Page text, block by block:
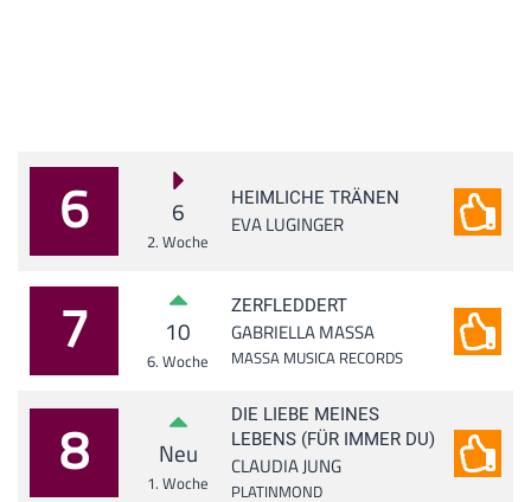
6 6
2. Woche
HEIMLICHE TRÄNEN
EVA LUGINGER
7 10
6. Woche
ZERFLEDDERT
GABRIELLA MASSA
MASSA MUSICA RECORDS
8 Neu
1. Woche
DIE LIEBE MEINES
LEBENS (FÜR IMMER DU)
CLAUDIA JUNG
PLATINMOND